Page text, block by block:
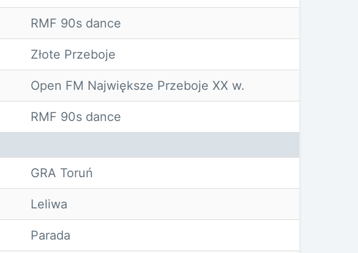
RMF 90s dance
Złote Przeboje
Open FM Największe Przeboje XX w.
RMF 90s dance
GRA Toruń
Leliwa
Parada